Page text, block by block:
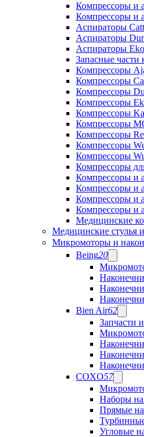
Компрессоры и
Компрессоры и
Аспираторы
Аспираторы
Аспираторы
Запасные части
Компрессоры
Компрессоры
Компрессоры
Компрессоры
Компрессоры
Компрессоры
Компрессоры
Компрессоры
Компрессоры
Компрессоры
Компрессоры и
Компрессоры и
Компрессоры и
Компрессоры и
Медицинские
Медицинские стулья
Микромоторы и
Being20
Bien Air62
Запчасти
COXO57
Наборы
Прямые
Угловые